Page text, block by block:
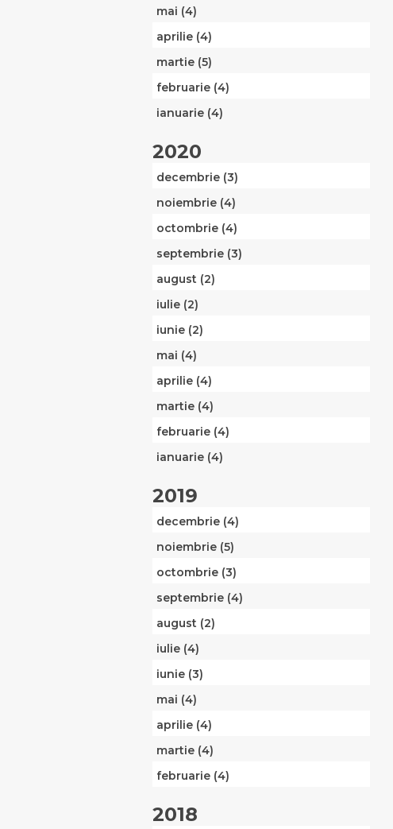
mai (4)
aprilie (4)
martie (5)
februarie (4)
ianuarie (4)
2020
decembrie (3)
noiembrie (4)
octombrie (4)
septembrie (3)
august (2)
iulie (2)
iunie (2)
mai (4)
aprilie (4)
martie (4)
februarie (4)
ianuarie (4)
2019
decembrie (4)
noiembrie (5)
octombrie (3)
septembrie (4)
august (2)
iulie (4)
iunie (3)
mai (4)
aprilie (4)
martie (4)
februarie (4)
2018